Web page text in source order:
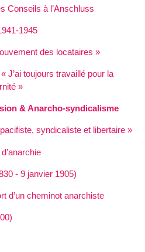
Conseils à l’Anschluss
1945
des locataires »
J’ai toujours travaillé pour la
& Anarcho-syndicalisme
syndicaliste et libertaire »
- 9 janvier 1905)
d’un cheminot anarchiste